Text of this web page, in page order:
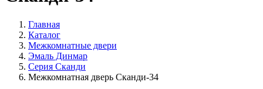
Главная
Каталог
Межкомнатные двери
Эмаль Динмар
Серия Сканди
Межкомнатная дверь Сканди-34